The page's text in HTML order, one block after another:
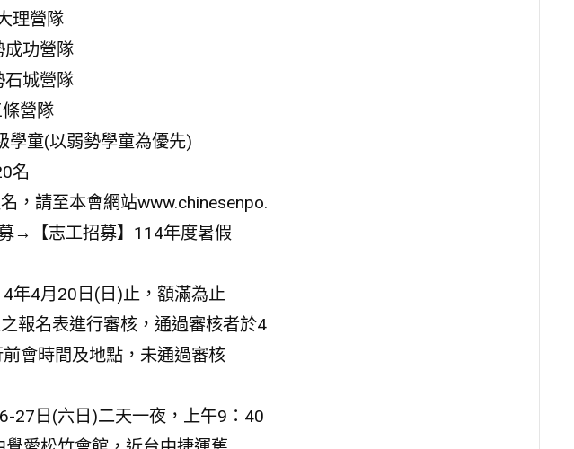
理營隊
功營隊
城營隊
營隊
學童(以弱勢學童為優先)
名
，請至本會網站www.chinesenpo.
→【志工招募】114年度暑假
年4月20日(日)止，額滿為止
報名表進行審核，通過審核者於4
會時間及地點，未通過審核
27日(六日)二天一夜，上午9：40